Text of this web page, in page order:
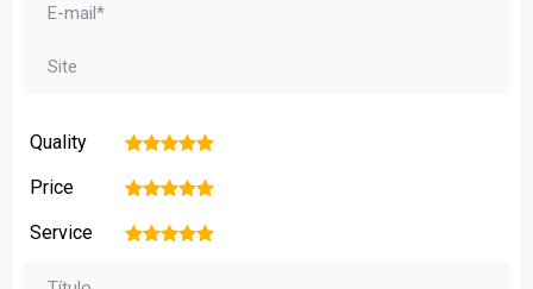
Quality 5
4
3
2
Price 5
4
3
2
Service 5
4
3
2